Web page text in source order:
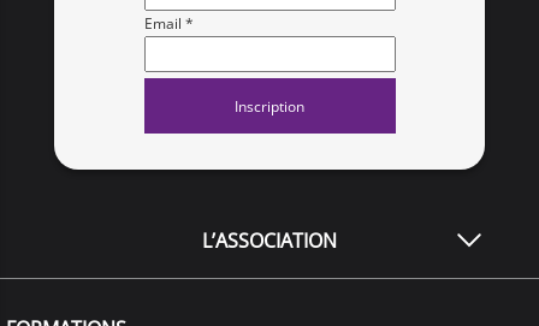
Email *
L’ASSOCIATION